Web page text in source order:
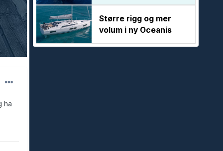
ha
Større rigg og mer
volum i ny Oceanis